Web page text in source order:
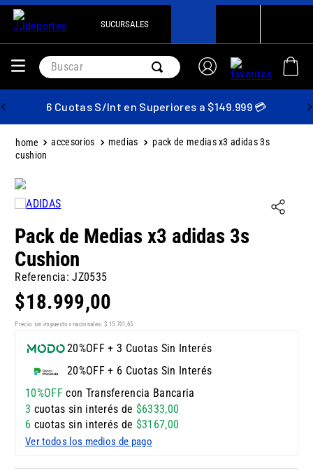
SUCURSALES
Buscar
6 Cuotas S/Int en Superiores a $149.999 💳
accesorios medias
pack de medias x3 adidas 3s
cushion
Pack de Medias x3 adidas 3s
Cushion
Referencia:JZ0535
$18.999,00
Precio sin impuestos nacionales: $ 15 701 65
20%OFF + 3 Cuotas Sin Interés
20%OFF + 6 Cuotas Sin Interés
10%OFFcon Transferencia Bancaria
3 cuotas sin interés de $6333,00
6 cuotas sin interés de $3167,00
Ver todos los medios de pago